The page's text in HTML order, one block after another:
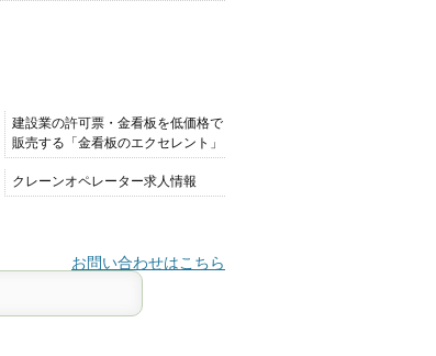
建設業の許可票・金看板を低価格で
販売する「金看板のエクセレント」
クレーンオペレーター求人情報
お問い合わせはこちら